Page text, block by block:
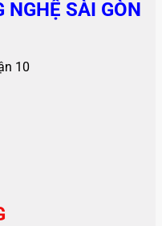
NGHỆ SÀI GÒN
10